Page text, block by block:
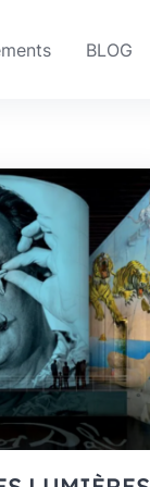
BLOG